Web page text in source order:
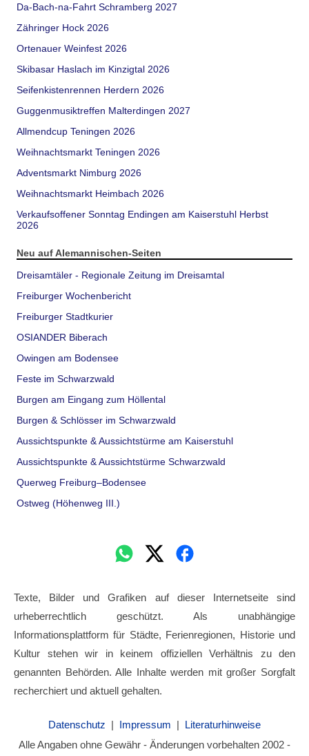
Da-Bach-na-Fahrt Schramberg 2027
Zähringer Hock 2026
Ortenauer Weinfest 2026
Skibasar Haslach im Kinzigtal 2026
Seifenkistenrennen Herdern 2026
Guggenmusiktreffen Malterdingen 2027
Allmendcup Teningen 2026
Weihnachtsmarkt Teningen 2026
Adventsmarkt Nimburg 2026
Weihnachtsmarkt Heimbach 2026
Verkaufsoffener Sonntag Endingen am Kaiserstuhl Herbst
2026
Neu auf Alemannischen-Seiten
Dreisamtäler - Regionale Zeitung im Dreisamtal
Freiburger Wochenbericht
Freiburger Stadtkurier
OSIANDER Biberach
Owingen am Bodensee
Feste im Schwarzwald
Burgen am Eingang zum Höllental
Burgen & Schlösser im Schwarzwald
Aussichtspunkte & Aussichtstürme am Kaiserstuhl
Aussichtspunkte & Aussichtstürme Schwarzwald
Querweg Freiburg–Bodensee
Ostweg (Höhenweg III.)
Texte, Bilder und Grafiken auf dieser Internetseite sind
urheberrechtlich geschützt. Als unabhängige
Informationsplattform für Städte, Ferienregionen, Historie und
Kultur stehen wir in keinem offiziellen Verhältnis zu den
genannten Behörden. Alle Inhalte werden mit großer Sorgfalt
recherchiert und aktuell gehalten.
Datenschutz | Impressum | Literaturhinweise
Alle Angaben ohne Gewähr - Änderungen vorbehalten 2002 -